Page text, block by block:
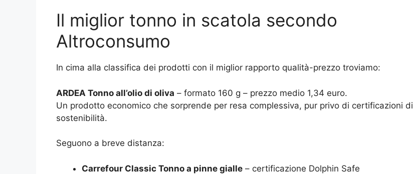
Il miglior tonno in scatola secondo
Altroconsumo
In cima alla classifica dei prodotti con il miglior rapporto qualità-prezzo troviamo:
ARDEA Tonno all’olio di oliva – formato 160 g – prezzo medio 1,34 euro.
Un prodotto economico che sorprende per resa complessiva, pur privo di certificazioni di
sostenibilità.
Seguono a breve distanza:
Carrefour Classic Tonno a pinne gialle – certificazione Dolphin Safe